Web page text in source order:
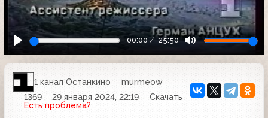
00:00 25:50
1 канал Останкино
murmeow
1369
29 января 2024, 22:19
Скачать
Есть проблема?